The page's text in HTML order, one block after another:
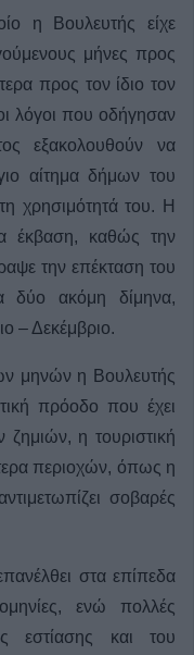
η Βουλευτής είχε
μήνες προς
προς τον ίδιο τον
λόγοι που οδήγησαν
εξακολουθούν να
αίτημα δήμων του
χρησιμότητά του. Η
έκβαση, καθώς την
την επέκταση του
δύο ακόμη δίμηνα,
– Δεκέμβριο.
μηνών η Βουλευτής
πρόοδο που έχει
ζημιών, η τουριστική
περιοχών, όπως η
σοβαρές
στα επίπεδα
ενώ πολλές
εστίασης και του